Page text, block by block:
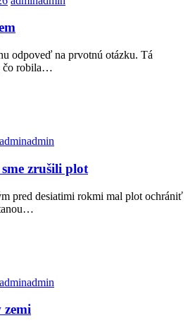
odpoveď na prvotnú otázku. Tá
čo robila…
adminadmin
zrušili plot
pred desiatimi rokmi mal plot ochrániť
adminadmin
zemi